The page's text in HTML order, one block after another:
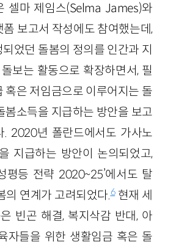
셀마 제임스(Selma James)와
폼 보고서 작성에도 참여했는데,
었던 돌봄의 정의를 인간과 지
보는 활동으로 확장하면서, 필
혹은 저임금으로 이루어지는 돌
봄소득을 지급하는 방안을 보고
. 2020년 폴란드에서도 가사노
지급하는 방안이 논의되었고,
평등 전략 2020~25’에서도 탈
의 연계가 고려되었다.6현재 세
빈곤 해결, 복지삭감 반대, 아
자들을 위한 생활임금 혹은 돌